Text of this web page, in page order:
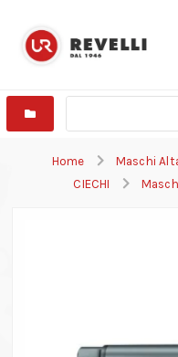
Home
Maschi
CIECHI